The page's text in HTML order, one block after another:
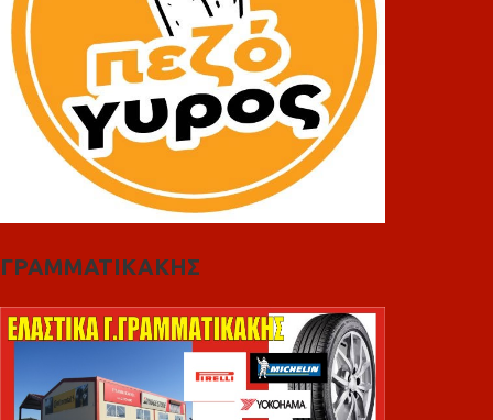
ΓΡΑΜΜΑΤΙΚΑΚΗΣ